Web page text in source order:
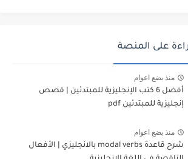
على المنصة
منذ بضع اعوام
أفضل 6 كتب الإنجليزية للمبتدئين | قصص
إنجليزية للمبتدئين pdf
منذ بضع اعوام
شرح قاعدة modal verbs بالانجليزي | الأفعال